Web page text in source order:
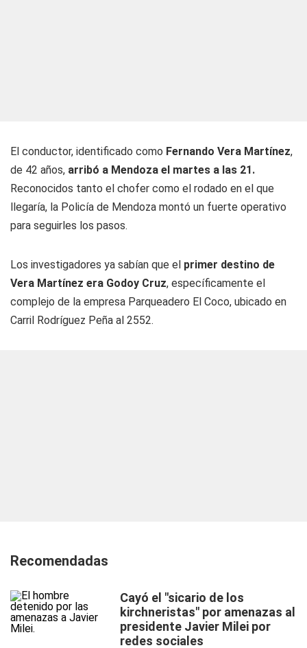
El conductor, identificado como Fernando Vera Martínez,
de 42 años, arribó a Mendoza el martes a las 21.
Reconocidos tanto el chofer como el rodado en el que
llegaría, la Policía de Mendoza montó un fuerte operativo
para seguirles los pasos.
Los investigadores ya sabían que el primer destino de
Vera Martínez era Godoy Cruz, específicamente el
complejo de la empresa Parqueadero El Coco, ubicado en
Carril Rodríguez Peña al 2552.
Recomendadas
Cayó el "sicario de los
kirchneristas" por amenazas al
presidente Javier Milei por
redes sociales